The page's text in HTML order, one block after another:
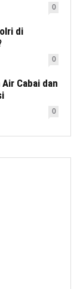
0
di
0
Cabai dan
0